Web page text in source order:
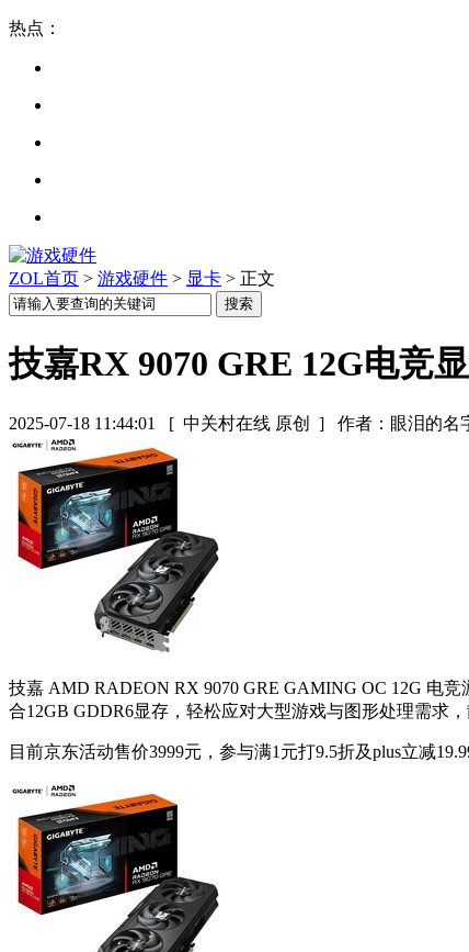
热点：
ZOL首页 > 游戏硬件 > 显卡 > 正文
技嘉RX 9070 GRE 12G电竞
2025-07-18 11:44:01 [ 中关村在线 原创 ] 作者：眼泪的名
技嘉 AMD RADEON RX 9070 GRE GAMING OC 12G 电
合12GB GDDR6显存，轻松应对大型游戏与图形处理需求
目前京东活动售价3999元，参与满1元打9.5折及plus立减